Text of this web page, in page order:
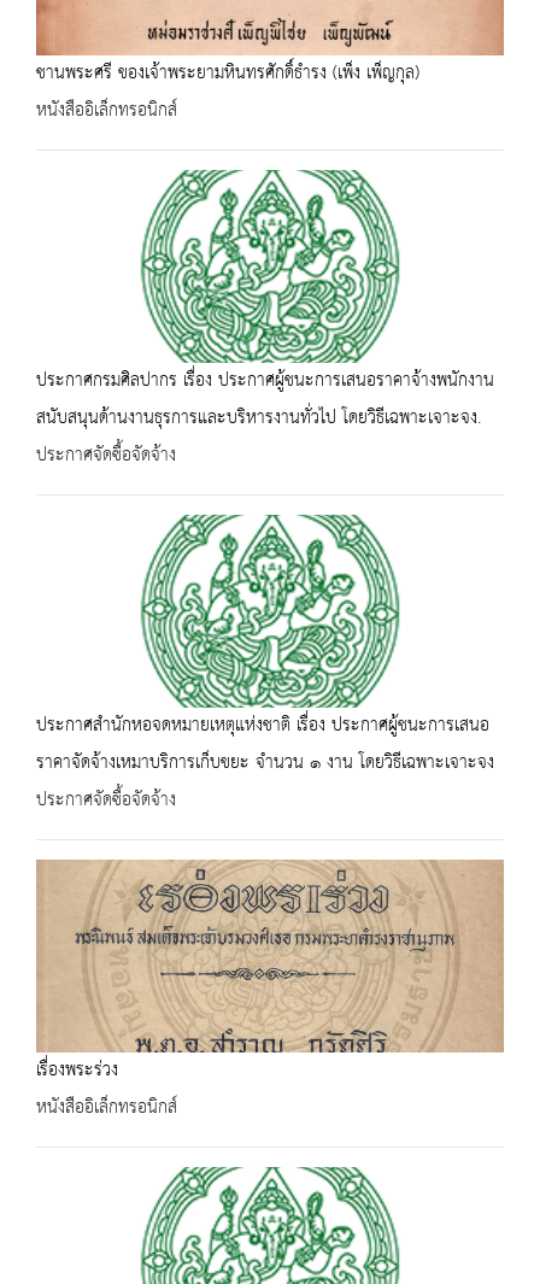
ชานพระศรี ของเจ้าพระยามหินทรศักดิ์ธำรง (เพ็ง เพ็ญกุล)
หนังสืออิเล็กทรอนิกส์
ประกาศกรมศิลปากร เรื่อง ประกาศผู้ชนะการเสนอราคาจ้างพนักงาน
สนับสนุนด้านงานธุรการและบริหารงานทั่วไป โดยวิธีเฉพาะเจาะจง.
ประกาศจัดซื้อจัดจ้าง
ประกาศสำนักหอจดหมายเหตุแห่งชาติ เรื่อง ประกาศผู้ชนะการเสนอ
ราคาจัดจ้างเหมาบริการเก็บขยะ จำนวน ๑ งาน โดยวิธีเฉพาะเจาะจง
ประกาศจัดซื้อจัดจ้าง
เรื่องพระร่วง
หนังสืออิเล็กทรอนิกส์